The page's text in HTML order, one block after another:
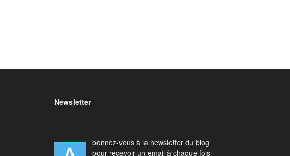
Newsletter
bonnez-vous à la newsletter du blog
pour recevoir un email à chaque fois